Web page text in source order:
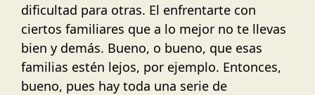
dificultad para otras. El enfrentarte con
ciertos familiares que a lo mejor no te llevas
bien y demás. Bueno, o bueno, que esas
familias estén lejos, por ejemplo. Entonces,
bueno, pues hay toda una serie de